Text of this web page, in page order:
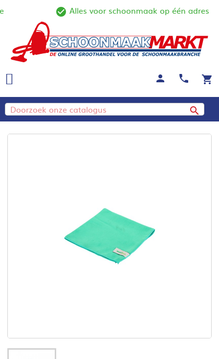
check_circle_outline
Alles voor schoonmaak op één adres
shopping_cart
call
person
